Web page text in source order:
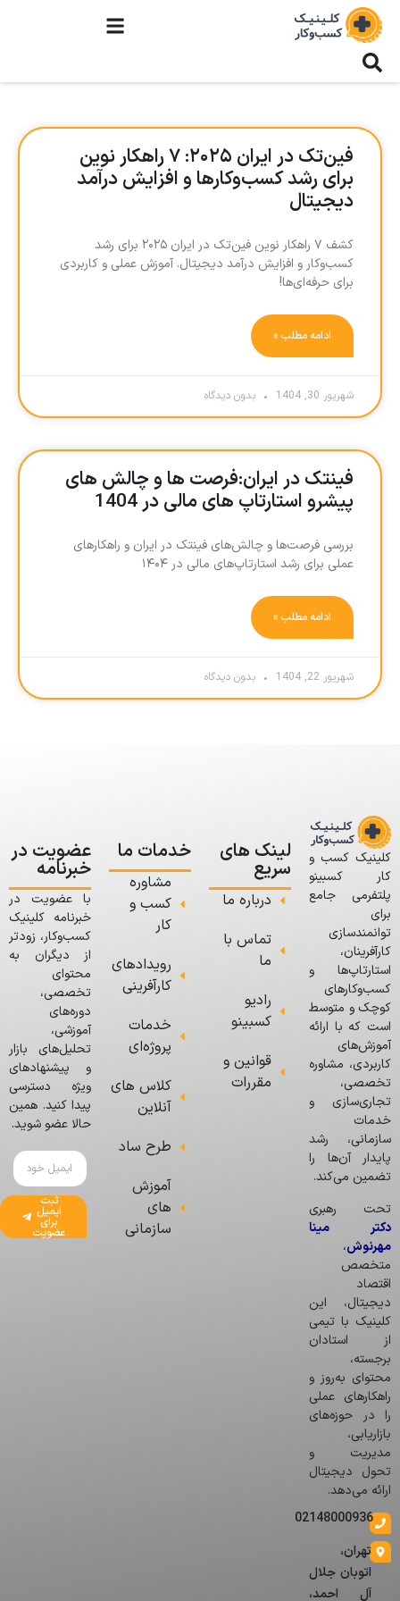
فین‌تک در ایران ۲۰۲۵: ۷ راهکار نوین
برای رشد کسب‌وکارها و افزایش درآمد
دیجیتال
کشف ۷ راهکار نوین فین‌تک در ایران ۲۰۲۵ برای رشد
کسب‌وکار و افزایش درآمد دیجیتال. آموزش عملی و کاربردی
برای حرفه‌ای‌ها!
ادامه مطلب »
شهریور 30, 1404 بدون دیدگاه
فینتک در ایران:فرصت ها و چالش های
پیشرو استارتاپ های مالی در 1404
بررسی فرصت‌ها و چالش‌های فینتک در ایران و راهکارهای
عملی برای رشد استارتاپ‌های مالی در ۱۴۰۴
ادامه مطلب »
شهریور 22, 1404 بدون دیدگاه
کلینیک کسب و
کار کسبینو
پلتفرمی جامع
برای
توانمندسازی
کارآفرینان،
استارتاپ‌ها و
کسب‌وکارهای
کوچک و متوسط
است که با ارائه
آموزش‌های
کاربردی، مشاوره
تخصصی،
تجاری‌سازی و
خدمات
سازمانی، رشد
پایدار آن‌ها را
تضمین می‌کند.
تحت رهبری
دکتر مینا
مهرنوش،
متخصص
اقتصاد
دیجیتال، این
کلینیک با تیمی
از استادان
برجسته،
محتوای به‌روز و
راهکارهای عملی
را در حوزه‌های
بازاریابی،
مدیریت و
تحول دیجیتال
ارائه می‌دهد.
02148000936
تهران،
اتوبان جلال
آل احمد،
لینک های
سریع
درباره ما
تماس با
ما
رادیو
کسبینو
قوانین و
مقررات
خدمات ما
مشاوره
کسب و
کار
رویدادهای
کارآفرینی
خدمات
پروژه‌ای
کلاس های
آنلاین
طرح ساد
آموزش
های
سازمانی
عضویت در
خبرنامه
با عضویت در
خبرنامه کلینیک
کسب‌وکار، زودتر
از دیگران به
محتوای
تخصصی،
دوره‌های
آموزشی،
تحلیل‌های بازار
و پیشنهادهای
ویژه دسترسی
پیدا کنید. همین
حالا عضو شوید.
ثبت
ایمیل
برای
عضویت